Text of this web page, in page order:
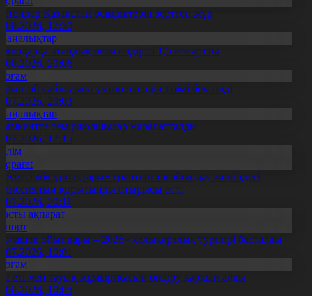
Қазақстан өсімдіктерін зерттеп жүр
17:30
отандық өнім өндірісі 1,5 есе артты
20:06
сайлауына үміткерлердің тізімі бекітілді
20:03
теміржолшылар марапатталды
17:15
ұрпақтары» грантын тағайындау жөніндегі
қорытынды отырысы өтті
20:11
ақпарат
ойындары – 2026» халықаралық турнирі басталды
10:01
еті мен тауық жұмыртқасын өндіру қарқын алды
10:05